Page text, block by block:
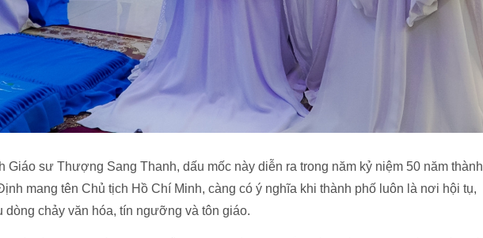
Giáo sư Thượng Sang Thanh, dấu mốc này diễn ra trong năm kỷ niệm 50 năm thành
mang tên Chủ tịch Hồ Chí Minh, càng có ý nghĩa khi thành phố luôn là nơi hội tụ,
dòng chảy văn hóa, tín ngưỡng và tôn giáo.